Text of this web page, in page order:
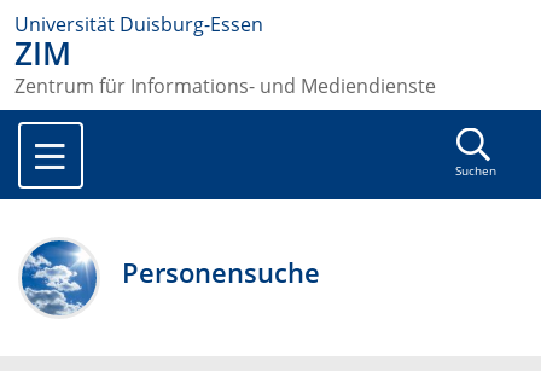
Universität Duisburg-Essen
ZIM
Zentrum für Informations- und Mediendienste
Suchen
Personensuche